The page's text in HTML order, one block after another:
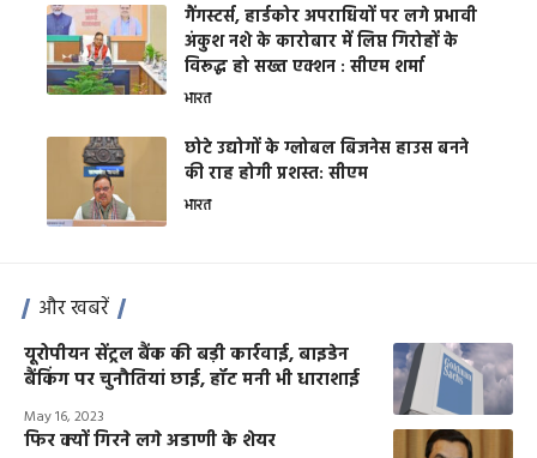
गैंगस्टर्स, हार्डकोर अपराधियों पर लगे प्रभावी
अंकुश नशे के कारोबार में लिप्त गिरोहों के
विरूद्ध हो सख्त एक्शन : सीएम शर्मा
भारत
छोटे उद्योगों के ग्लोबल बिजनेस हाउस बनने
की राह होगी प्रशस्त: सीएम
भारत
और खबरें
यूरोपीयन सेंट्रल बैंक की बड़ी कार्रवाई, बाइडेन
बैंकिंग पर चुनौतियां छाई, हॉट मनी भी धाराशाई
May 16, 2023
फिर क्यों गिरने लगे अडाणी के शेयर